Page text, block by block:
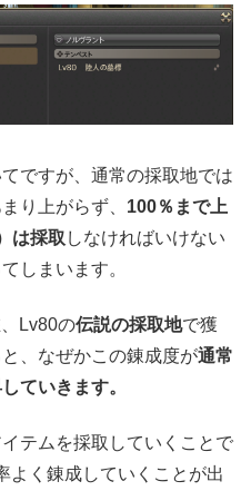
ですが、通常の採取地では
り上がらず、 100％まで上
は採取 しなければいけない
しまいます。
Lv80の伝説の採取地で獲
、なぜかこの錬成度が通常
ていきます。
テムを採取していくことで
よく錬成していくことが出